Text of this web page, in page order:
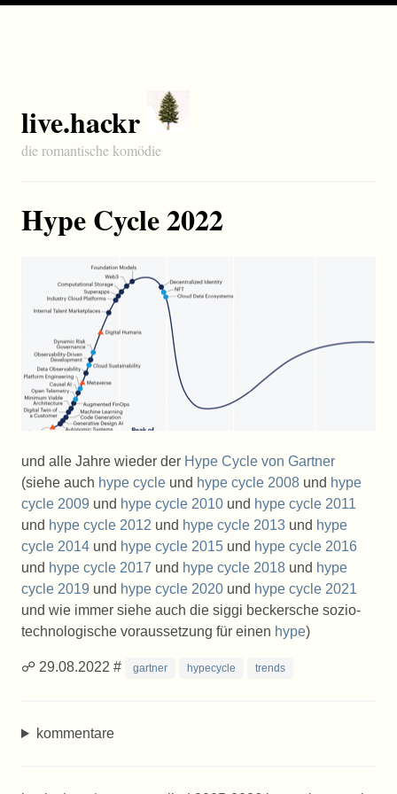
live.hackr
die romantische komödie
Hype Cycle 2022
und alle Jahre wieder der Hype Cycle von Gartner
(siehe auch hype cycle und hype cycle 2008 und hype
cycle 2009 und hype cycle 2010 und hype cycle 2011
und hype cycle 2012 und hype cycle 2013 und hype
cycle 2014 und hype cycle 2015 und hype cycle 2016
und hype cycle 2017 und hype cycle 2018 und hype
cycle 2019 und hype cycle 2020 und hype cycle 2021
und wie immer siehe auch die siggi beckersche sozio-
technologische voraussetzung für einen hype)
☍ 29.08.2022 # gartner hypecycle trends
kommentare